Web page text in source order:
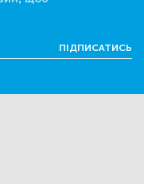
ПІДПИСАТИСЬ